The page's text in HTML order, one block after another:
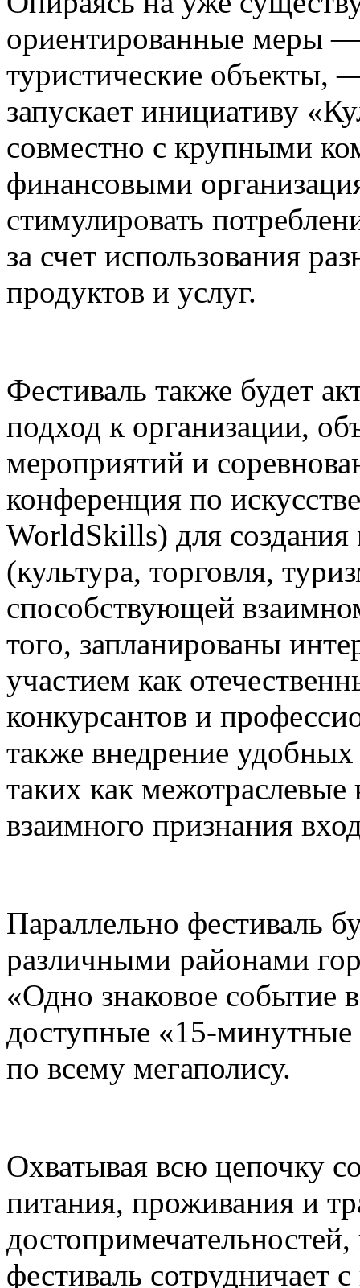
ориентированные меры
туристические объекты,
запускает инициативу
совместно с крупными
финансовыми
стимулировать
за счет использования
продуктов и услуг.
Фестиваль также будет
подход к организации,
мероприятий и
конференция по
WorldSkills) для
(культура, торговля,
способствующей
того, запланированы
участием как
конкурсантов и
также внедрение
таких как
взаимного признания
Параллельно фестиваль
различными районами
«Одно знаковое событие
доступные «15-минутные
по всему мегаполису.
Охватывая всю цепочку
питания, проживания и
фестиваль сотрудничает